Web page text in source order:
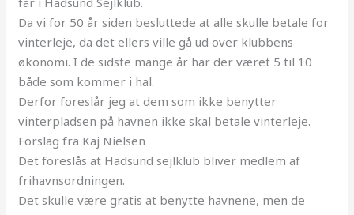
Da vi for 50 år siden besluttede at alle skulle betale for
vinterleje, da det ellers ville gå ud over klubbens
økonomi. I de sidste mange år har der været 5 til 10
både som kommer i hal.
Derfor foreslår jeg at dem som ikke benytter
vinterpladsen på havnen ikke skal betale vinterleje.
Forslag fra Kaj Nielsen
Det foreslås at Hadsund sejlklub bliver medlem af
frihavnsordningen.
Det skulle være gratis at benytte havnene, men de